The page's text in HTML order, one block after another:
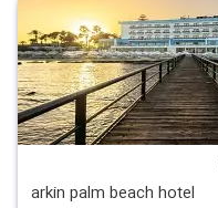
arkin palm beach hotel